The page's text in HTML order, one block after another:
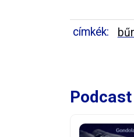
címkék:
Podcast